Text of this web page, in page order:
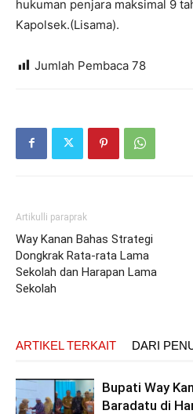
hukuman penjara maksimal 9
Kapolsek.(Lisama).
Jumlah Pembaca 78
Artikulli paraprak
Way Kanan Bahas Strategi
Dongkrak Rata-rata Lama
Sekolah dan Harapan Lama
Sekolah
ARTIKEL TERKAIT DARI
Bupati Way
Baradatu di